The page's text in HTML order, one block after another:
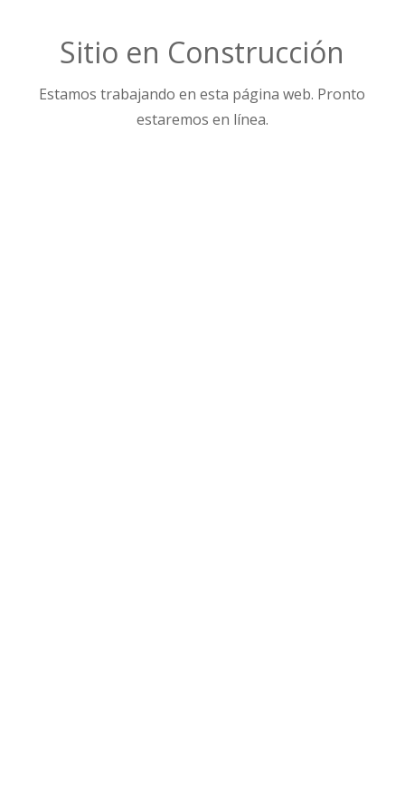
Sitio en Construcción
Estamos trabajando en esta página web. Pronto
estaremos en línea.